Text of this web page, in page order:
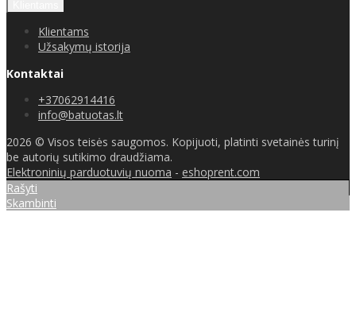
Klientams
Užsakymų istorija
Kontaktai
+37062914416
info@batuotas.lt
2026 © Visos teisės saugomos. Kopijuoti, platinti svetainės turinį
be autorių sutikimo draudžiama.
Elektroninių parduotuvių nuoma - eshoprent.com
Rašyti
Skambinti